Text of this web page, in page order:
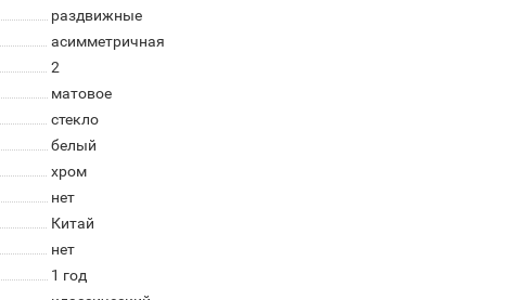
раздвижные
асимметричная
2
матовое
стекло
белый
хром
нет
Китай
нет
1 год